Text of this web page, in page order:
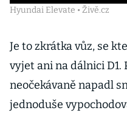
Hyundai Elevate • Živě.cz
Je to zkrátka vůz, se
vyjet ani na dálnici D1.
neočekávaně napadl
jednoduše